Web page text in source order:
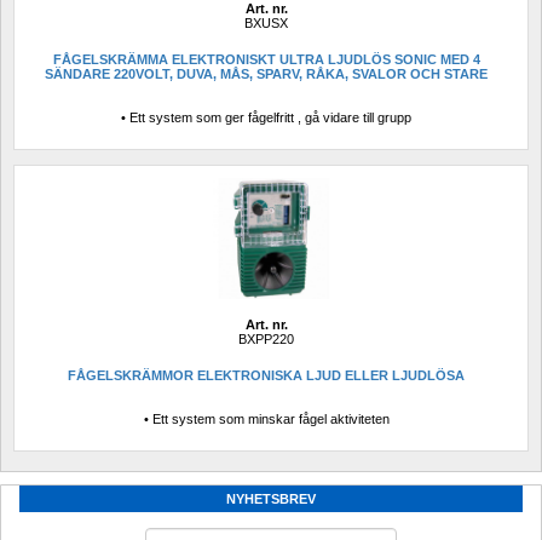
Art. nr.
BXUSX
FÅGELSKRÄMMA ELEKTRONISKT ULTRA LJUDLÖS SONIC MED 4
SÄNDARE 220VOLT, DUVA, MÅS, SPARV, RÅKA, SVALOR OCH STARE
• Ett system som ger fågelfritt , gå vidare till grupp
Art. nr.
BXPP220
FÅGELSKRÄMMOR ELEKTRONISKA LJUD ELLER LJUDLÖSA
• Ett system som minskar fågel aktiviteten
NYHETSBREV